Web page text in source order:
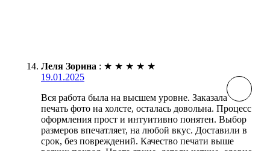
Леля Зорина : ★ ★ ★ ★ ★
19.01.2025
Вся работа была на высшем уровне. Заказала
печать фото на холсте, осталась довольна. Процесс
оформления прост и интуитивно понятен. Выбор
размеров впечатляет, на любой вкус. Доставили в
срок, без повреждений. Качество печати выше